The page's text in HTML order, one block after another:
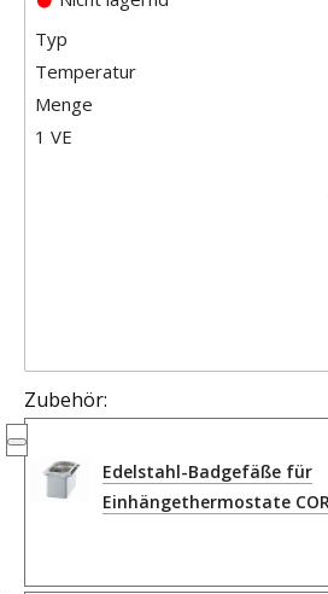
Typ
Temperatur
Menge
1 VE
Zubehör:
Edelstahl-Badgefäße für
Einhängethermostate